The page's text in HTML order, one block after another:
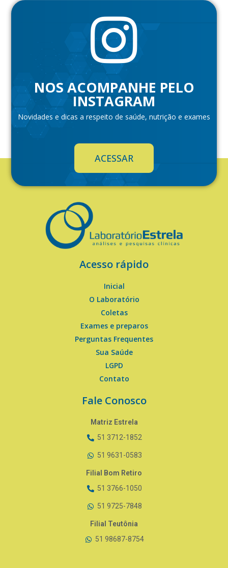
NOS ACOMPANHE PELO
INSTAGRAM
Novidades e dicas a respeito de saúde, nutrição e exames
ACESSAR
Acesso rápido
Inicial
O Laboratório
Coletas
Exames e preparos
Perguntas Frequentes
Sua Saúde
LGPD
Contato
Fale Conosco
Matriz Estrela
51 3712-1852
51 9631-0583
Filial Bom Retiro
51 3766-1050
51 9725-7848
Filial Teutônia
51 98687-8754